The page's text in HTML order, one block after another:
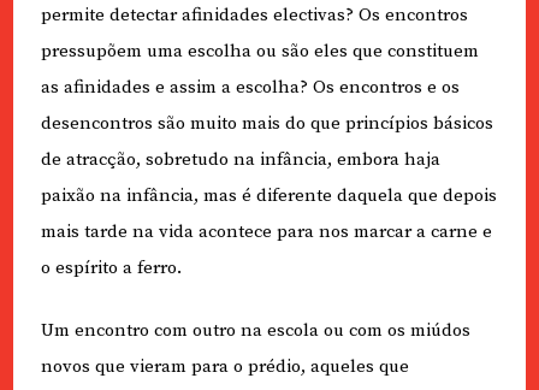
permite detectar afinidades electivas? Os encontros
pressupõem uma escolha ou são eles que constituem
as afinidades e assim a escolha? Os encontros e os
desencontros são muito mais do que princípios básicos
de atracção, sobretudo na infância, embora haja
paixão na infância, mas é diferente daquela que depois
mais tarde na vida acontece para nos marcar a carne e
o espírito a ferro.
Um encontro com outro na escola ou com os miúdos
novos que vieram para o prédio, aqueles que